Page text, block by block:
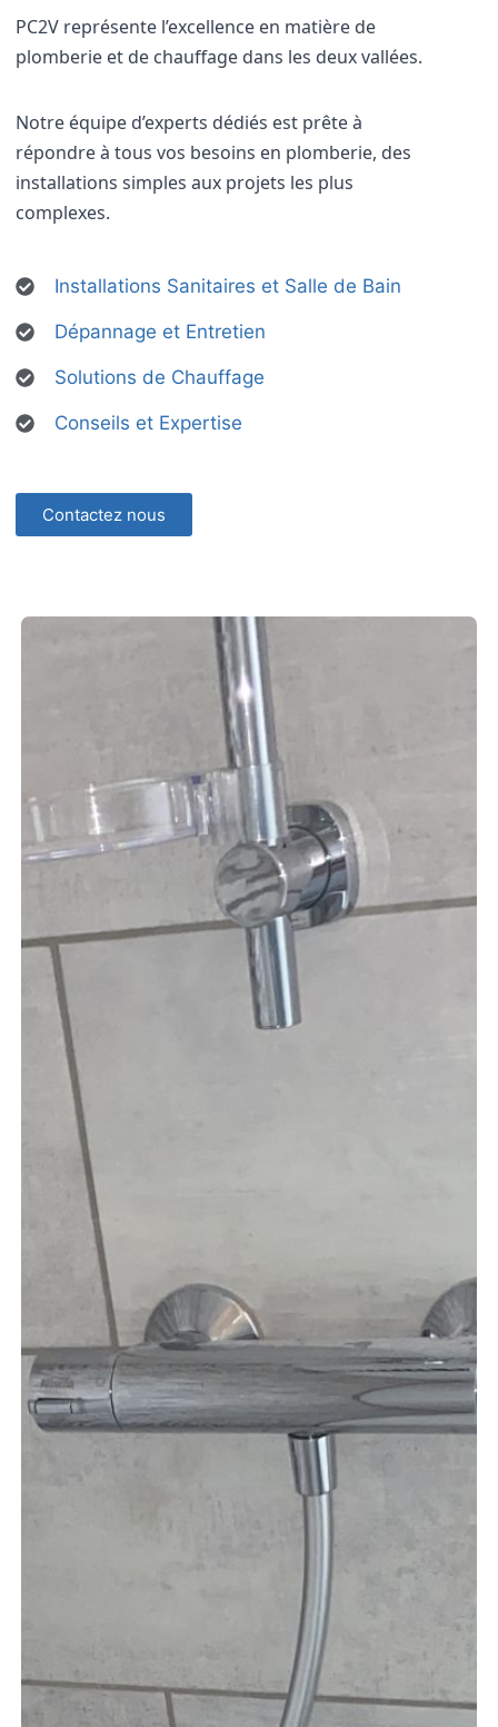
PC2V représente l’excellence en matière de
plomberie et de chauffage dans les deux vallées.
Notre équipe d’experts dédiés est prête à
répondre à tous vos besoins en plomberie, des
installations simples aux projets les plus
complexes.
Installations Sanitaires et Salle de Bain
Dépannage et Entretien
Solutions de Chauffage
Conseils et Expertise
Contactez nous